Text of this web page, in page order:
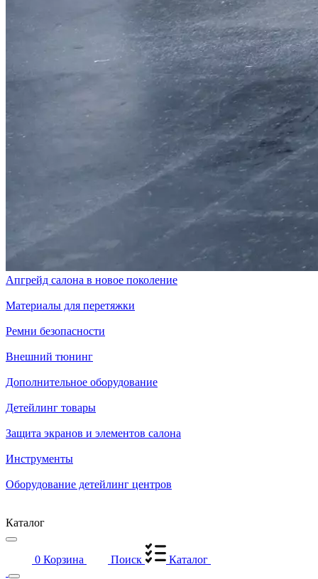
Апгрейд салона в новое поколение
Материалы для перетяжки
Ремни безопасности
Внешний тюнинг
Дополнительное оборудование
Детейлинг товары
Защита экранов и элементов салона
Инструменты
Оборудование детейлинг центров
Каталог
0 Корзина Поиск Каталог